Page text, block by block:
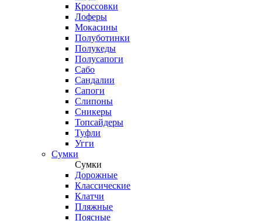
Кроссовки
Лоферы
Мокасины
Полуботинки
Полукеды
Полусапоги
Сабо
Сандалии
Сапоги
Слипоны
Сникеры
Топсайдеры
Туфли
Угги
Сумки
Сумки
Дорожные
Классические
Клатчи
Пляжные
Поясные